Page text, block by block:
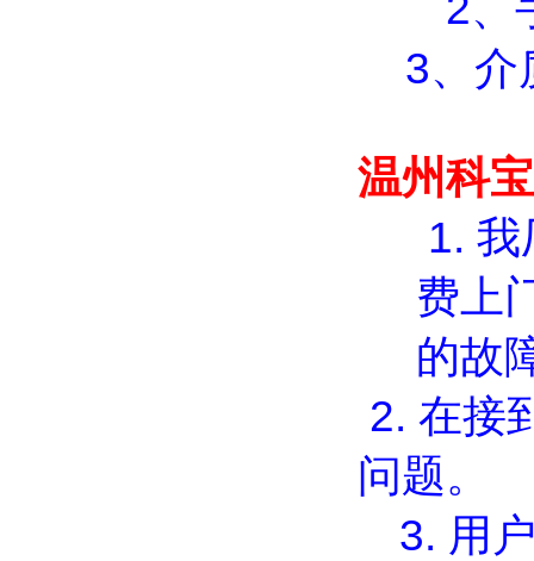
3、介
温州科
1. 我
费上
的故
2. 在接
问题。
3. 用